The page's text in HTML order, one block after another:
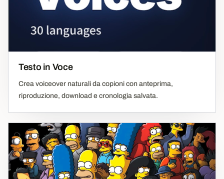
Testo in Voce
Crea voiceover naturali da copioni con anteprima,
riproduzione, download e cronologia salvata.